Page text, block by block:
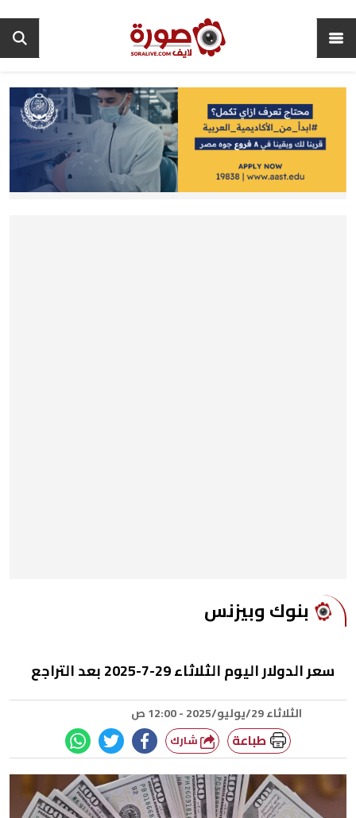
بنوك وبيزنس
سعر الدولار اليوم الثلاثاء 29-7-2025 بعد التراجع
الثلاثاء 29/يوليو/2025 - 12:00 ص
طباعة